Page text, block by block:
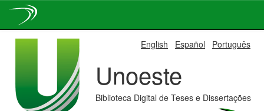
English Español Português
Unoeste
Biblioteca Digital de Teses e Dissertações